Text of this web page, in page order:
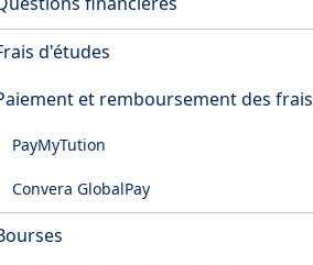
d'études
et remboursement des frais
PayMyTution
Convera GlobalPay